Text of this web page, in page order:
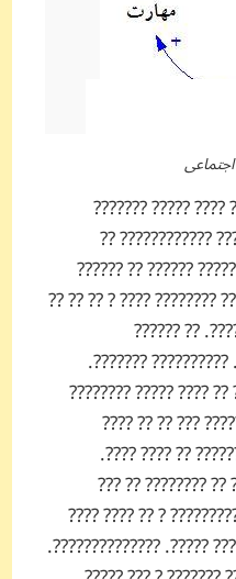
???????? ?? ?????
?????? ?? ???
????????. ?????
????. ??????? ???????
????? ????
??????????????
?????? ?????? ???
????? ? ?????
???????
???????
??????. ???
?????? ? ????? ???? ?